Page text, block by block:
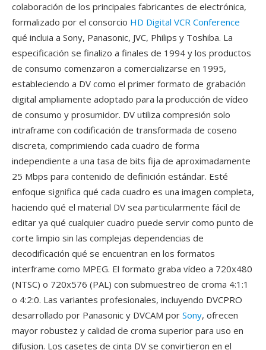
colaboración de los principales fabricantes de electrónica,
formalizado por el consorcio HD Digital VCR Conference
qué incluia a Sony, Panasonic, JVC, Philips y Toshiba. La
especificación se finalizo a finales de 1994 y los productos
de consumo comenzaron a comercializarse en 1995,
estableciendo a DV como el primer formato de grabación
digital ampliamente adoptado para la producción de vídeo
de consumo y prosumidor. DV utiliza compresión solo
intraframe con codificación de transformada de coseno
discreta, comprimiendo cada cuadro de forma
independiente a una tasa de bits fija de aproximadamente
25 Mbps para contenido de definición estándar. Esté
enfoque significa qué cada cuadro es una imagen completa,
haciendo qué el material DV sea particularmente fácil de
editar ya qué cualquier cuadro puede servir como punto de
corte limpio sin las complejas dependencias de
decodificación qué se encuentran en los formatos
interframe como MPEG. El formato graba vídeo a 720x480
(NTSC) o 720x576 (PAL) con submuestreo de croma 4:1:1
o 4:2:0. Las variantes profesionales, incluyendo DVCPRO
desarrollado por Panasonic y DVCAM por Sony, ofrecen
mayor robustez y calidad de croma superior para uso en
difusion. Los casetes de cinta DV se convirtieron en el